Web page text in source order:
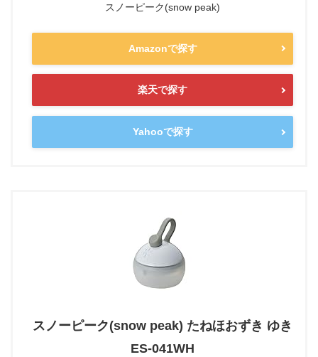
スノーピーク(snow peak)
Amazonで探す
楽天で探す
Yahooで探す
スノーピーク(snow peak) たねほおずき ゆき
ES-041WH